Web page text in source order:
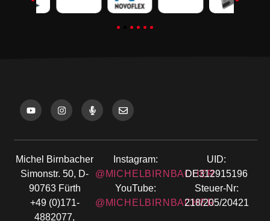
Michel Birnbacher
Simonstr. 50, D-
90763 Fürth
+49 (0)171-
4882077,
Instagram:
@MICHELBIRNBACHER
YouTube:
@MICHELBIRNBACHER
UID:
DE312915196
Steuer-Nr:
218/205/20421